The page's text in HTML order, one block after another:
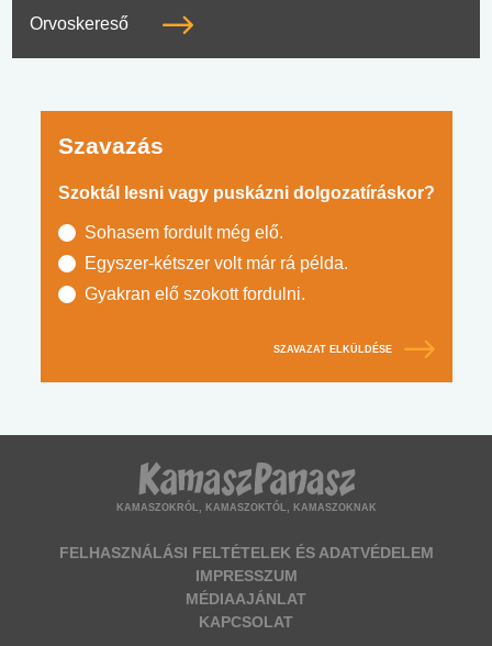
Orvoskereső
Szavazás
Szoktál lesni vagy puskázni dolgozatíráskor?
Sohasem fordult még elő.
Egyszer-kétszer volt már rá példa.
Gyakran elő szokott fordulni.
SZAVAZAT ELKÜLDÉSE
KAMASZOKRÓL, KAMASZOKTÓL, KAMASZOKNAK
FELHASZNÁLÁSI FELTÉTELEK ÉS ADATVÉDELEM
IMPRESSZUM
MÉDIAAJÁNLAT
KAPCSOLAT